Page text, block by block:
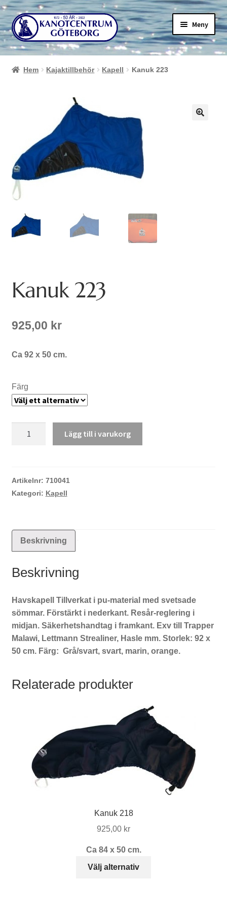
Hoppa
till
navigering
Hoppa
till
innehåll
Meny
Hem Kajaktillbehör Kapell Kanuk 223
Kanuk 223
925,00 kr
Ca 92 x 50 cm.
Färg
Lägg till i varukorg
Artikelnr: 710041
Kategori: Kapell
Beskrivning
Beskrivning
Havskapell Tillverkat i pu-material med svetsade
sömmar. Förstärkt i nederkant. Resår-reglering i
midjan. Säkerhetshandtag i framkant. Exv till Trapper
Malawi, Lettmann Strealiner, Hasle mm. Storlek: 92 x
50 cm. Färg: Grå/svart, svart, marin, orange.
Relaterade produkter
Kanuk 218
925,00 kr
Ca 84 x 50 cm.
Välj alternativ